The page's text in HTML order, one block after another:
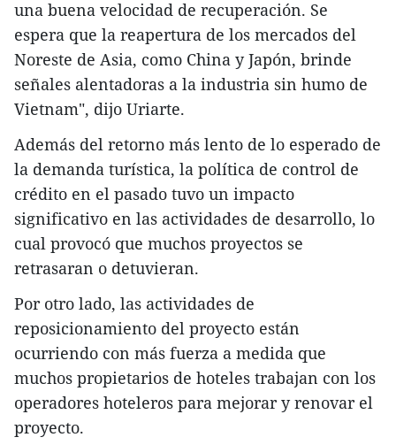
una buena velocidad de recuperación. Se
espera que la reapertura de los mercados del
Noreste de Asia, como China y Japón, brinde
señales alentadoras a la industria sin humo de
Vietnam", dijo Uriarte.
Además del retorno más lento de lo esperado de
la demanda turística, la política de control de
crédito en el pasado tuvo un impacto
significativo en las actividades de desarrollo, lo
cual provocó que muchos proyectos se
retrasaran o detuvieran.
Por otro lado, las actividades de
reposicionamiento del proyecto están
ocurriendo con más fuerza a medida que
muchos propietarios de hoteles trabajan con los
operadores hoteleros para mejorar y renovar el
proyecto.